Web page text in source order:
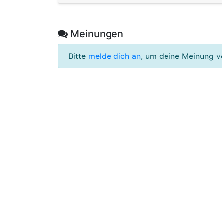
Meinungen
Bitte melde dich an, um deine Meinung